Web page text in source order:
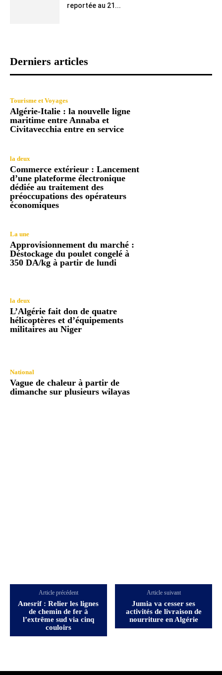
reportée au 21...
Derniers articles
Tourisme et Voyages
Algérie-Italie : la nouvelle ligne
maritime entre Annaba et
Civitavecchia entre en service
la deux
Commerce extérieur : Lancement
d’une plateforme électronique
dédiée au traitement des
préoccupations des opérateurs
économiques
La une
Approvisionnement du marché :
Déstockage du poulet congelé à
350 DA/kg à partir de lundi
la deux
L’Algérie fait don de quatre
hélicoptères et d’équipements
militaires au Niger
National
Vague de chaleur à partir de
dimanche sur plusieurs wilayas
Article précédent
Anesrif : Relier les lignes
de chemin de fer à
l’extrême sud via cinq
couloirs
Article suivant
Jumia va cesser ses
activités de livraison de
nourriture en Algérie